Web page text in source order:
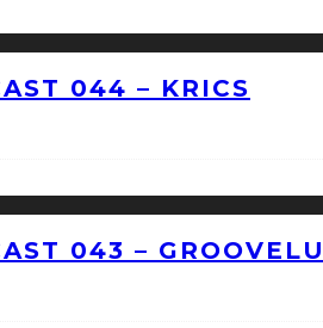
044 – KRICS
043 –